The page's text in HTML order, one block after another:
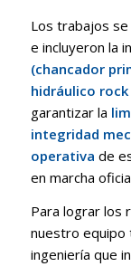
Los trabajos
e incluyeron la
(chancador
hidráulico
garantizar la
integridad
operativa de
en marcha
Para lograr los
nuestro equipo
ingeniería que